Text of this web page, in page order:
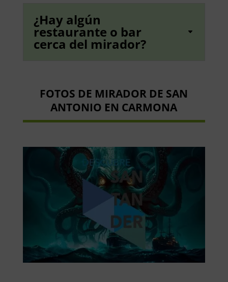
¿Hay algún
restaurante o bar
cerca del mirador?
FOTOS DE MIRADOR DE SAN
ANTONIO EN CARMONA